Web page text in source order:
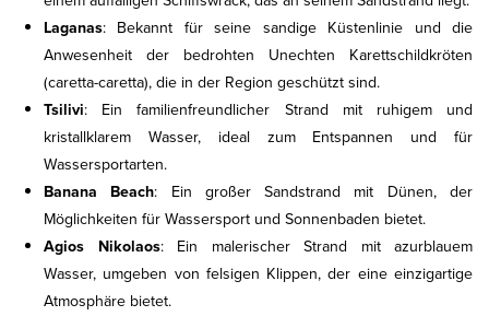
Laganas: Bekannt für seine sandige Küstenlinie und die
Anwesenheit der bedrohten Unechten Karettschildkröten
(caretta-caretta), die in der Region geschützt sind.
Tsilivi: Ein familienfreundlicher Strand mit ruhigem und
kristallklarem Wasser, ideal zum Entspannen und für
Wassersportarten.
Banana Beach: Ein großer Sandstrand mit Dünen, der
Möglichkeiten für Wassersport und Sonnenbaden bietet.
Agios Nikolaos: Ein malerischer Strand mit azurblauem
Wasser, umgeben von felsigen Klippen, der eine einzigartige
Atmosphäre bietet.